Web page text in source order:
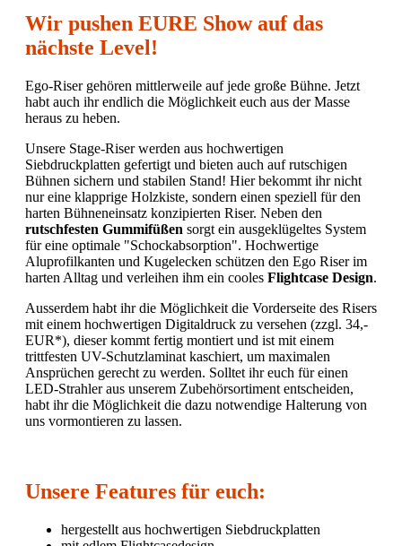
Wir pushen EURE Show auf das
nächste Level!
Ego-Riser gehören mittlerweile auf jede große Bühne. Jetzt
habt auch ihr endlich die Möglichkeit euch aus der Masse
heraus zu heben.
Unsere Stage-Riser werden aus hochwertigen
Siebdruckplatten gefertigt und bieten auch auf rutschigen
Bühnen sichern und stabilen Stand! Hier bekommt ihr nicht
nur eine klapprige Holzkiste, sondern einen speziell für den
harten Bühneneinsatz konzipierten Riser. Neben den
rutschfesten Gummifüßen sorgt ein ausgeklügeltes System
für eine optimale "Schockabsorption". Hochwertige
Aluprofilkanten und Kugelecken schützen den Ego Riser im
harten Alltag und verleihen ihm ein cooles Flightcase Design.
Ausserdem habt ihr die Möglichkeit die Vorderseite des Risers
mit einem hochwertigen Digitaldruck zu versehen (zzgl. 34,-
EUR*), dieser kommt fertig montiert und ist mit einem
trittfesten UV-Schutzlaminat kaschiert, um maximalen
Ansprüchen gerecht zu werden. Solltet ihr euch für einen
LED-Strahler aus unserem Zubehörsortiment entscheiden,
habt ihr die Möglichkeit die dazu notwendige Halterung von
uns vormontieren zu lassen.
Unsere Features für euch:
hergestellt aus hochwertigen Siebdruckplatten